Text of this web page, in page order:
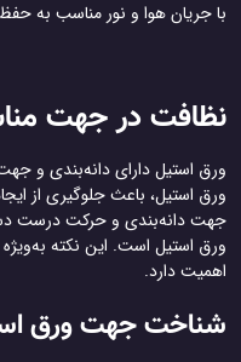
با جریان هوا و نور مناسب به
نظافت در جهت
ورق استیل دارای دانه‌بندی و
ورق استیل، باعث جلوگیری از
جهت دانه‌بندی و حرکت درست
ورق استیل است. این نکته به‌ویژه
اهمیت دارد.
شناخت جهت ورق